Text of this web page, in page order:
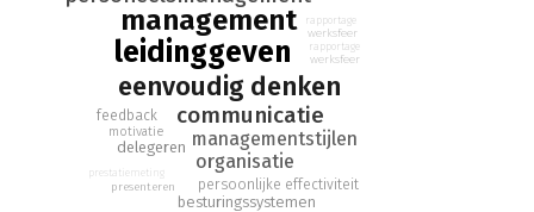
'Simpel Management' biedt iedere manager een eerlijke,
transparante en actieve managementstijl.
leidinggeven
management
eenvoudig denken
communicatie
managementstijlen
organisatie
delegeren
persoonlijke effectiviteit
besturingssystemen
motivatie
feedback
presenteren
rapportage
prestatiemeting
werksfeer
rapportage
werksfeer